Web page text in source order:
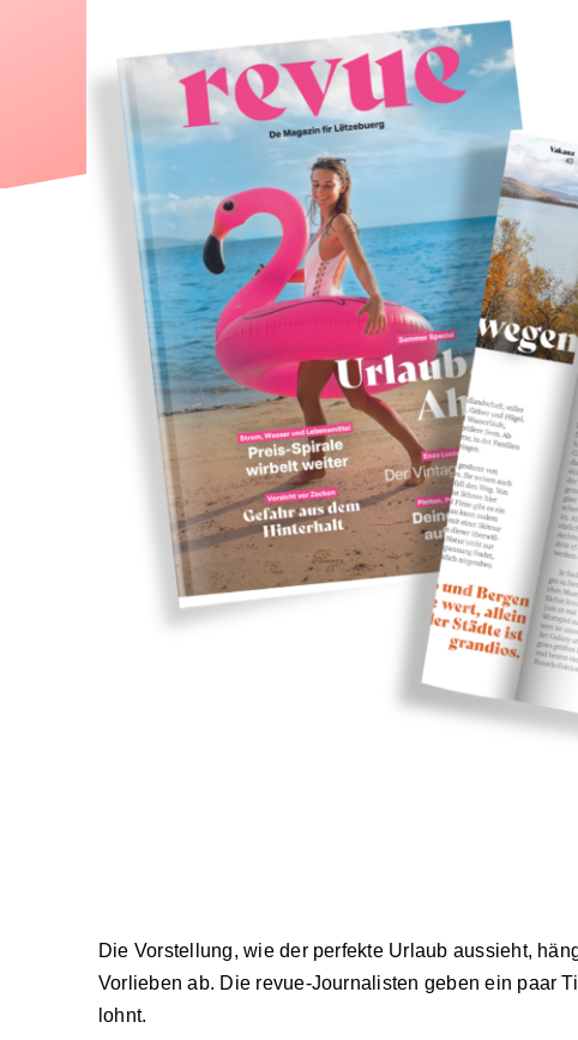
Die Vorstellung, wie der perfekte Urlaub aussieht,
Vorlieben ab. Die revue-Journalisten geben ein paar
lohnt.